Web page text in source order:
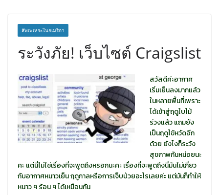
สัพเพเหระในอเมริกา
ระวังภัย! เว็บไซต์ Craigslist
สวัสดีค่ะอากาศ
เริ่มเย็นลงมากแล้ว
ในหลายพื้นที่เพราะ
ได้เข้าสู่ฤดูใบไม้
ร่วงแล้ว แถมยัง
เป็นฤดูไข้หวัดอีก
ด้วย ยังไงก็ระวัง
สุขภาพกันหน่อยนะ
คะ แต่นี่ไม่ใช่เรื่องที่จะพูดถึงหรอกนะคะ เรื่องที่จะพูดถึงนี่มันไม่เกี่ยว
กับอากาศหนาวเย็น ฤดูกาลหรือการเจ็บป่วยอะไรเลยค่ะ แต่มันก็ทำให้
หนาว ๆ ร้อน ๆ ได้เหมือนกัน